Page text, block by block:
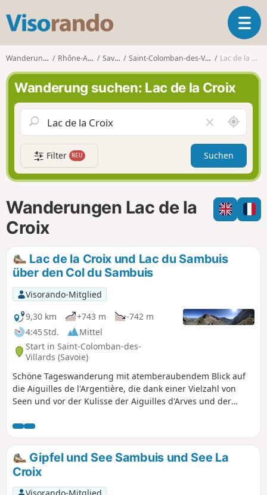
s
o
r
a
n
d
o
T
o
g
n
i
a
t
o
n
Wanderungen Rhône-Alpes Savoie Saint-Colomban-des-Villards Lac de la Croix
Wanderung suchen: Lac de la Croix
e
l
d
l
e
e
e
S
c
h
u
m
i
h
m
Filter NEU Suchen
Wanderungen Lac de la
Croix
Lac de la Croix und Lac du Sambuis
über den Col du Sambuis
Visorando-Mitglied
9,30 km
+743 m
-742 m
4:45 Std.
Mittel
Start in Saint-Colomban-des-
Villards (Savoie)
Schöne Tageswanderung mit atemberaubendem Blick auf
die Aiguilles de l'Argentière, die dank einer Vielzahl von
Seen und vor der Kulisse der Aiguilles d'Arves und der
Gipfel und See Sambuis und See La
Croix